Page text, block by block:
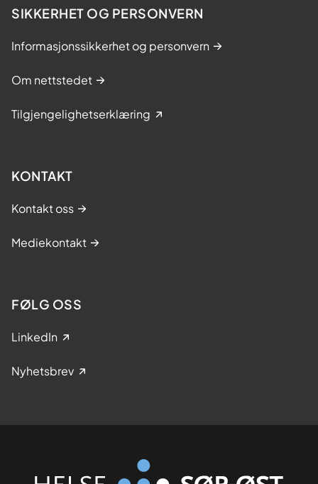
SIKKERHET OG PERSONVERN
Informasjonssikkerhet og personvern
Om nettstedet
Tilgjengelighetserklæring
KONTAKT
Kontakt oss
Mediekontakt
FØLG OSS
LinkedIn
Nyhetsbrev